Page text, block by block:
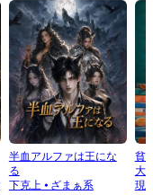
半血アルファは王にな
る
下克上⦁ ざまぁ系
貧
大
現